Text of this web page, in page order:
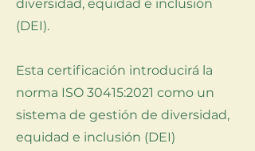
diversidad, equidad e inclusión
(DEI).
Esta certificación introducirá la
norma ISO 30415:2021 como un
sistema de gestión de diversidad,
equidad e inclusión (DEI)